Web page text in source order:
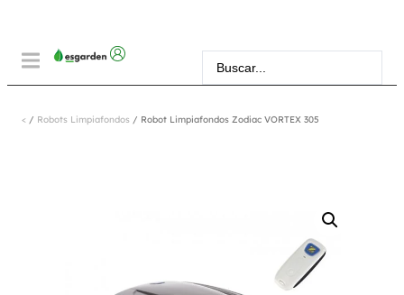
< / Robots Limpiafondos / Robot Limpiafondos Zodiac VORTEX 305